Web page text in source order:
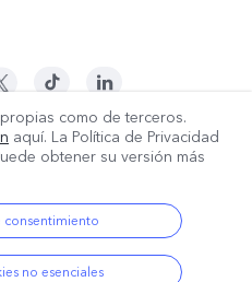
región
como de terceros.
aquí. La Política de Privacidad
obtener su versión más
consentimiento
no esenciales